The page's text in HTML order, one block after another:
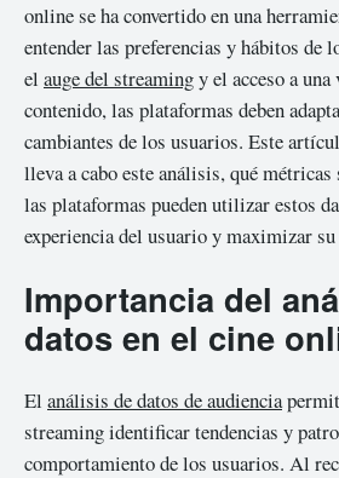
online se ha convertido en una
entender las preferencias y hábitos de
el auge del streamingy el acceso a
contenido, las plataformas deben
cambiantes de los usuarios. Este
lleva a cabo este análisis, qué
las plataformas pueden utilizar estos
experiencia del usuario y maximizar su
Importancia del
datos en el cine
El análisis de datos de audiencia
streaming identificar tendencias y
comportamiento de los usuarios. Al